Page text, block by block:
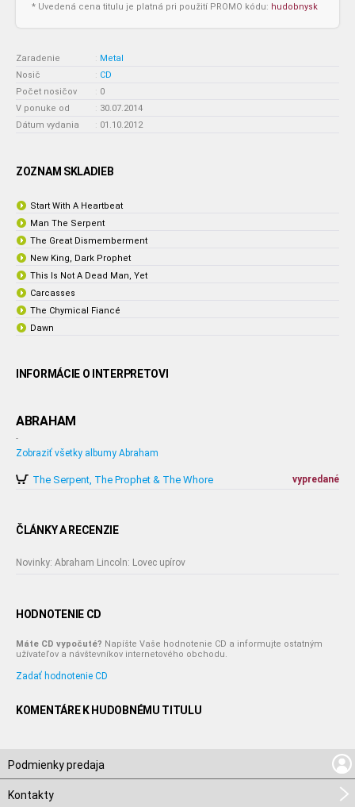
* Uvedená cena titulu je platná pri použití PROMO kódu: hudobnysk
Zaradenie : Metal
Nosič
: CD
Počet nosičov
: 0
V ponuke od
: 30.07.2014
Dátum vydania
: 01.10.2012
ZOZNAM SKLADIEB
Start With A Heartbeat
Man The Serpent
The Great Dismemberment
New King, Dark Prophet
This Is Not A Dead Man, Yet
Carcasses
The Chymical Fiancé
Dawn
INFORMÁCIE O INTERPRETOVI
ABRAHAM
-
Zobraziť všetky albumy Abraham
The Serpent, The Prophet & The Whore vypredané
ČLÁNKY A RECENZIE
Novinky: Abraham Lincoln: Lovec upírov
HODNOTENIE CD
Máte CD vypočuté? Napíšte Vaše hodnotenie CD a informujte ostatným
užívateľov a návštevníkov internetového obchodu.
Zadať hodnotenie CD
KOMENTÁRE K HUDOBNÉMU TITULU
Podmienky predaja
Kontakty